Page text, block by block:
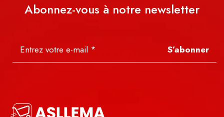
Abonnez-vous à notre newsletter
S’abonner